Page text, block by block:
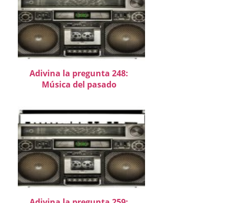
Adivina la pregunta 248:
Música del pasado